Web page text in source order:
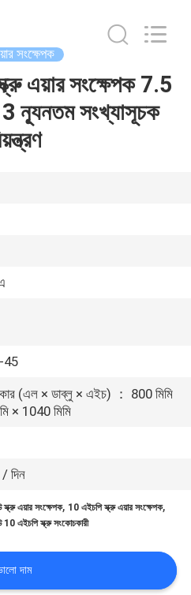
সংক্ষেপক
এয়ার সংক্ষেপক 7.5
ন্যূনতম সংখ্যাসূচক
45
(এল × ডাব্লু × এইচ) ： 800 মিমি
× 1040 মিমি
দিন
এয়ার সংক্ষেপক, 10 এইচপি স্ক্রু এয়ার সংক্ষেপক,
এইচপি স্ক্রু সংকোচকারী
দাম